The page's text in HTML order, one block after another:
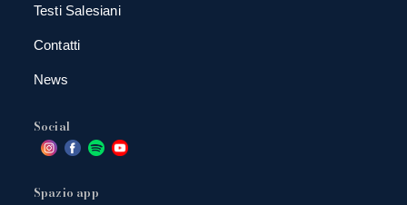
Testi Salesiani
Contatti
News
Social
Spazio app